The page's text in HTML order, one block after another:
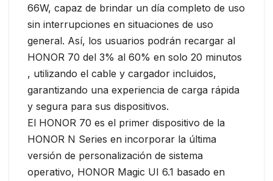
66W, capaz de brindar un día completo de uso
sin interrupciones en situaciones de uso
general. Así, los usuarios podrán recargar al
HONOR 70 del 3% al 60% en solo 20 minutos
, utilizando el cable y cargador incluidos,
garantizando una experiencia de carga rápida
y segura para sus dispositivos.
El HONOR 70 es el primer dispositivo de la
HONOR N Series en incorporar la última
versión de personalización de sistema
operativo, HONOR Magic UI 6.1 basado en